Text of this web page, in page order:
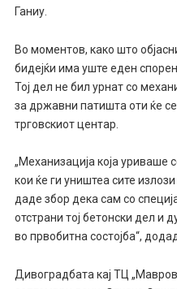
Ганиу.
Во моментов, како што
бидејќи има уште еден
Тој дел не бил урнат со
за државни патишта оти ќе
трговскиот центар.
„Механизација која
кои ќе ги уништеа сите
даде збор дека сам со
отстрани тој бетонски дел и
во првобитна состојба“,
Дивоградбата кај ТЦ